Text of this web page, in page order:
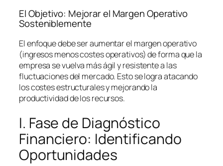
El Objetivo: Mejorar el Margen Operativo
Sosteniblemente
El enfoque debe ser aumentar el margen operativo
(ingresos menos costes operativos) de forma que la
empresa se vuelva más ágil y resistente a las
fluctuaciones del mercado. Esto se logra atacando
los costes estructurales y mejorando la
productividad de los recursos.
I. Fase de Diagnóstico
Financiero: Identificando
Oportunidades